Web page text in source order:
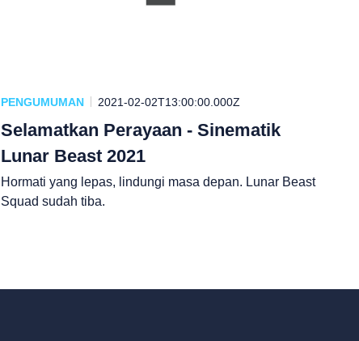
PENGUMUMAN 2021-02-02T13:00:00.000Z
Selamatkan Perayaan - Sinematik
Lunar Beast 2021
Hormati yang lepas, lindungi masa depan. Lunar Beast
Squad sudah tiba.